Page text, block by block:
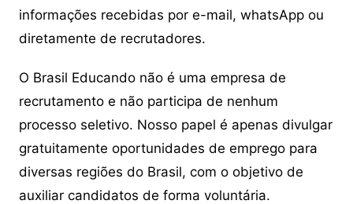
informações recebidas por e-mail, whatsApp ou
diretamente de recrutadores.
O Brasil Educando não é uma empresa de
recrutamento e não participa de nenhum
processo seletivo. Nosso papel é apenas divulgar
gratuitamente oportunidades de emprego para
diversas regiões do Brasil, com o objetivo de
auxiliar candidatos de forma voluntária.